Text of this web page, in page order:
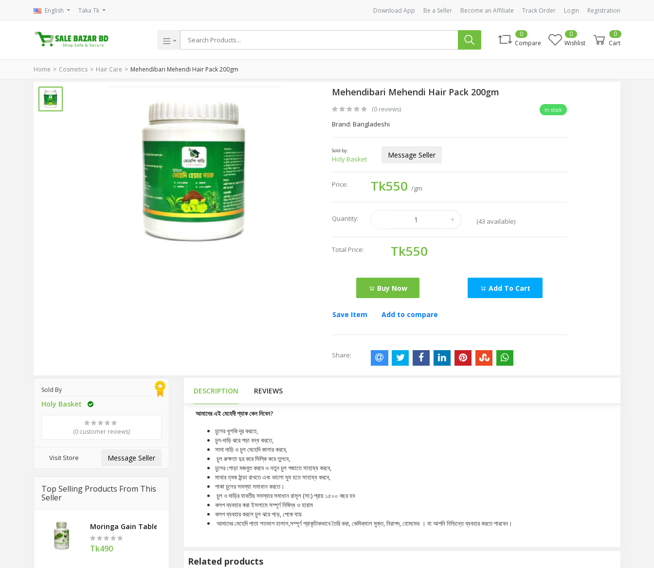
English Taka Tk Download App Be a Seller Become an Affiliate Track Order Login Registration
Compare
0
Wishlist
0
Cart
0
Home Cosmetics Hair Care Mehendibari Mehendi Hair Pack 200gm
Mehendibari Mehendi Hair Pack 200gm
(0 reviews) In stock
Brand: Bangladeshi
Sold by:
Holy Basket Message Seller
Price: Tk550/gm
Quantity: (43 available)
Total Price: Tk550
Buy Now Add To Cart
Save Item Add to compare
Share:
Sold By
Holy Basket
(0 customer reviews)
Visit Store Message Seller
Top Selling Products From This
Seller
Moringa Gain Tablel 90
Tk490
DESCRIPTION REVIEWS
আমাদের এই মেহেদী প্যাক কেন নিবেন?
চুলের খুশকি দূর করতে,
চুল-দাড়ি ঝরে পড়া বন্ধ করতে,
সাদা দাড়ি ও চুল মেহেদি কালার করবে,
চুল রুক্ষতা দুর করে সিল্কি করে তুলবে,
চুলের গোড়া মজবুত করবে ও নতুন চুল গজাতে সাহায্য করবে,
মাথার ত্বক ঠান্ডা রাখতে এবং ভালো ঘুম হতে সাহায্য করবে,
পাকা চুলের সমস্যা সমাধান করতে।
চুল ও দাড়ির যাবতীয় সমস্যার সমাধান রাসূল (সা:) প্রায় ১৫০০ বছর হব
কলপ ব্যবহার করা ইসলামে সম্পূর্ণ নিষিদ্ধ ও হারাম
কলপ ব্যবহার করলে চুল ঝরে পড়ে, পেকে যায়
আমাদের মেহেদি পাতা শতভাগ হালাল,সম্পূর্ণ প্রাকৃতিকভাবে তৈরি করা, কেমিক্যাল মুক্ত, নিরাপদ, হোমমেড । যা আপনি নিশ্চিন্তে ব্যবহার করতে পারবেন।
Related products